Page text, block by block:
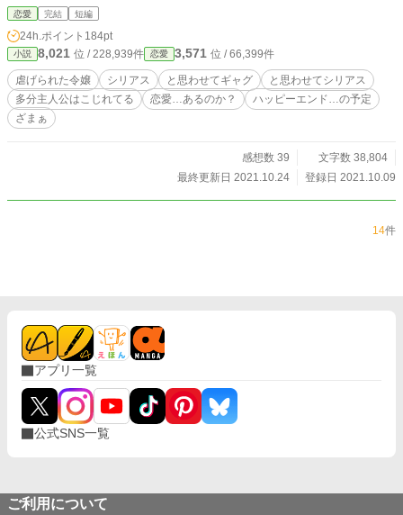
す。 そんな彼女の虐げざまあ記録……お読みになりますか？ ===== シリアスダ
ークかと思わせて、そうではありません。虐げシーンはダークですが、ざまあシ
ーンは……まあハチャメチャです。軽いのから重いのまで、スッキリ(？)ざま
あ。 細かいことはあまり気にせずお読み下さい。 多分ハッピーエンド。 多分主
人公だけはハッピーエンド。 あとは……
恋愛 完結 短編
24h.ポイント 184pt
小説 8,021 位 / 228,939件 恋愛 3,571 位 / 66,399件
虐げられた令嬢 シリアス と思わせてギャグ
と思わせてシリアス
多分主人公はこじれてる
恋愛…あるのか？
ハッピーエンド…の予定
ざまぁ
感想数 39
文字数 38,804
最終更新日 2021.10.24
登録日 2021.10.09
14件
アプリ一覧
公式SNS一覧
ご利用について